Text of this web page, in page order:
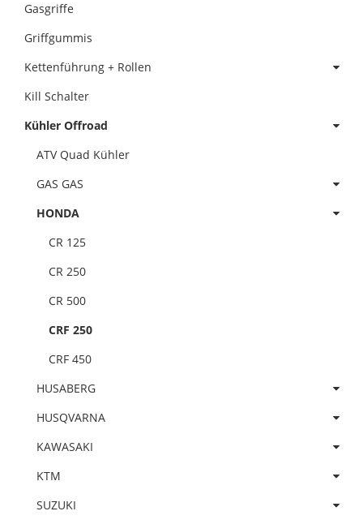
Gasgriffe
Griffgummis
Kettenführung + Rollen
Kill Schalter
Kühler Offroad
ATV Quad Kühler
GAS GAS
HONDA
CR 125
CR 250
CR 500
CRF 250
CRF 450
HUSABERG
HUSQVARNA
KAWASAKI
KTM
SUZUKI